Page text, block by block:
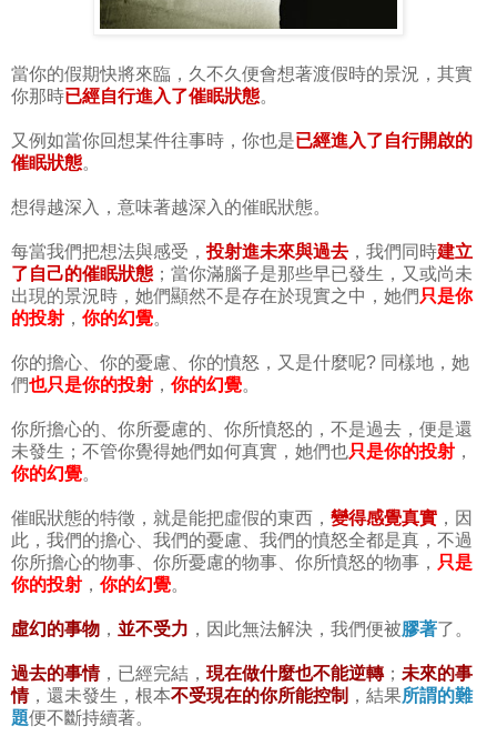
當你的假期快將來臨，久不久便會想著渡假時的景況，其實
你那時已經自行進入了催眠狀態。
又例如當你回想某件往事時，你也是已經進入了自行開啟的
催眠狀態。
想得越深入，意味著越深入的催眠狀態。
每當我們把想法與感受，投射進未來與過去 ，我們同時建立
了自己的催眠狀態 ；當你滿腦子是那些早已發生，又或尚未
出現的景況時，她們顯然不是存在於現實之中，她們 只是你
的投射 ， 你的幻覺。
你的擔心、你的憂慮、你的憤怒，又是什麼呢? 同樣地，她
們也只是你的投射 ， 你的幻覺。
你所擔心的、你所憂慮的、你所憤怒的，不是過去，便是還
未發生；不管你覺得她們如何真實，她們也只是你的投射 ，
你的幻覺。
催眠狀態的特徵，就是能把虛假的東西， 變得感覺真實 ，因
此，我們的擔心、我們的憂慮、我們的憤怒全都是真，不過
你所擔心的物事、你所憂慮的物事、你所憤怒的物事， 只是
你的投射 ， 你的幻覺。
虛幻的事物 ， 並不受力 ，因此無法解決，我們便被膠著了。
過去的事情，已經完結， 現在做什麼也不能逆轉； 未來的事
情，還未發生，根本不受現在的你所能控制 ，結果所謂的難
題便不斷持續著。